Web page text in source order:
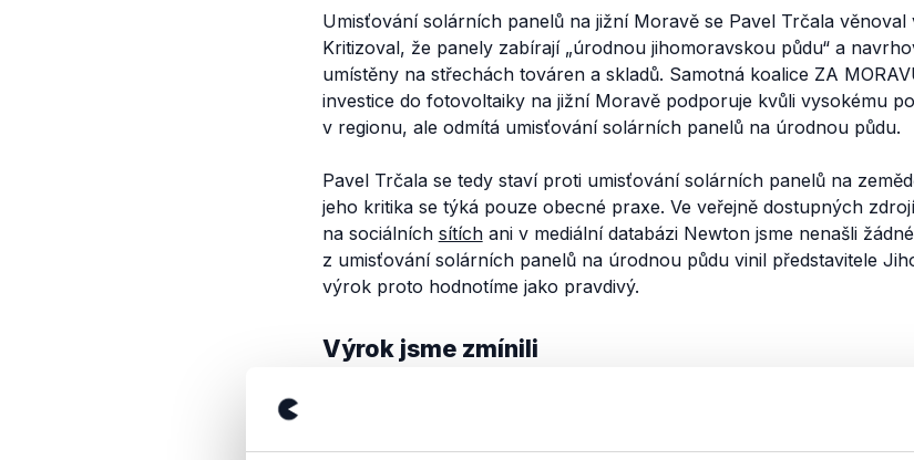
Umisťování solárních panelů na jižní Moravě se Pavel Trčala věnoval
Kritizoval, že panely zabírají „úrodnou jihomoravskou půdu“ a
umístěny na střechách továren a skladů. Samotná koalice ZA
investice do fotovoltaiky na jižní Moravě podporuje kvůli vysokému
v regionu, ale odmítá umisťování solárních panelů na úrodnou půdu.
Pavel Trčala se tedy staví proti umisťování solárních panelů na
jeho kritika se týká pouze obecné praxe. Ve veřejně dostupných
na sociálních sítíchani v mediální databázi Newton jsme nenašli
z umisťování solárních panelů na úrodnou půdu vinil představitele
výrok proto hodnotíme jako pravdivý.
Výrok jsme zmínili
Klimatická